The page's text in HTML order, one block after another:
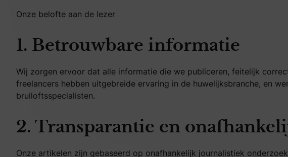
Onze belofte aan de lezer
1. Betrouwbare informatie
Wij zorgen ervoor dat alle informatie die we publiceren, feitelijk
freelancers hebben uitgebreide ervaring in de huwelijksbranche, en
bruiloftsspecialisten.
2. Transparantie en
Onze artikelen zijn gebaseerd op onafhankelijk journalistiek